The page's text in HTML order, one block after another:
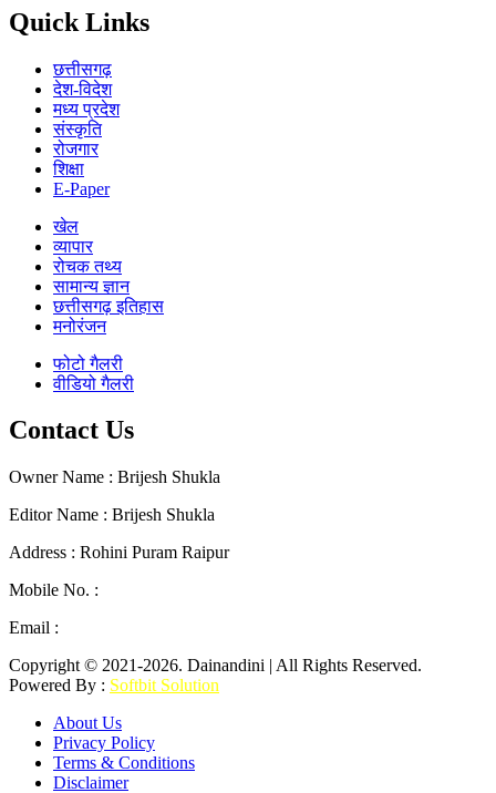
Quick Links
छत्तीसगढ़
देश-विदेश
मध्य प्रदेश
संस्कृति
रोजगार
शिक्षा
E-Paper
खेल
व्यापार
रोचक तथ्य
सामान्य ज्ञान
छत्तीसगढ़ इतिहास
मनोरंजन
फोटो गैलरी
वीडियो गैलरी
Contact Us
Owner Name : Brijesh Shukla
Editor Name : Brijesh Shukla
Address : Rohini Puram Raipur
Mobile No. :
Email :
Copyright © 2021-2026. Dainandini | All Rights Reserved.
Powered By : Softbit Solution
About Us
Privacy Policy
Terms & Conditions
Disclaimer